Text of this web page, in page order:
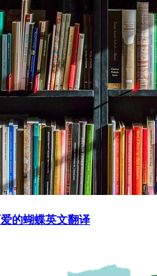
的蝴蝶英文翻译